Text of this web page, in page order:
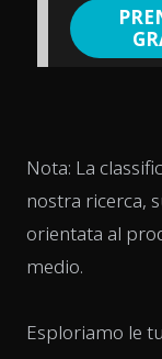
Nota: La
nostra ricerca,
orientata al
medio.
Esploriamo le